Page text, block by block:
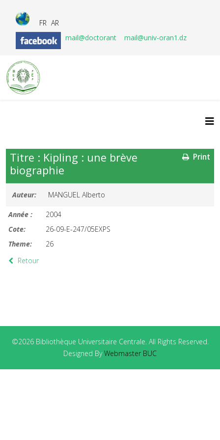
FR AR
mail@doctorant
mail@univ-oran1.dz
Print
Titre : Kipling : une brève
biographie
Auteur: MANGUEL Alberto
Année :
2004
Cote:
26-09-E-247/05EXPS
Theme:
26
Retour
©2026 Bibliothèque Universitaire Centrale. All Rights Reserved.
Designed ByWebmaster BUC